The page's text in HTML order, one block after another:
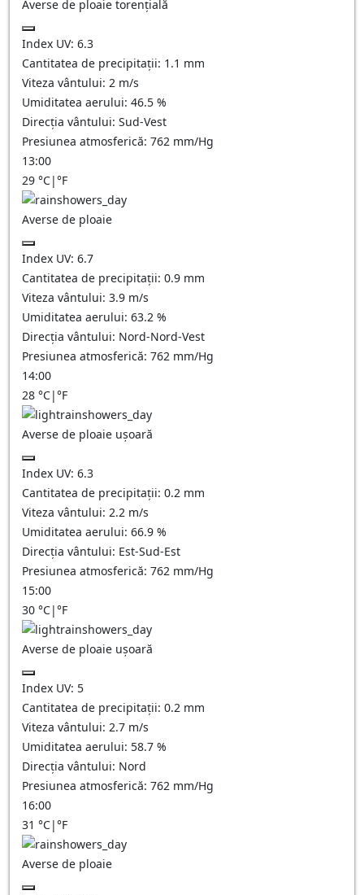
Averse de ploaie torențială
Index UV: 6.3
Cantitatea de precipitații: 1.1 mm
Viteza vântului: 2 m/s
Umiditatea aerului: 46.5 %
Direcția vântului: Sud-Vest
Presiunea atmosferică: 762 mm/Hg
13:00
29 °C|°F
Averse de ploaie
Index UV: 6.7
Cantitatea de precipitații: 0.9 mm
Viteza vântului: 3.9 m/s
Umiditatea aerului: 63.2 %
Direcția vântului: Nord-Nord-Vest
Presiunea atmosferică: 762 mm/Hg
14:00
28 °C|°F
Averse de ploaie ușoară
Index UV: 6.3
Cantitatea de precipitații: 0.2 mm
Viteza vântului: 2.2 m/s
Umiditatea aerului: 66.9 %
Direcția vântului: Est-Sud-Est
Presiunea atmosferică: 762 mm/Hg
15:00
30 °C|°F
Averse de ploaie ușoară
Index UV: 5
Cantitatea de precipitații: 0.2 mm
Viteza vântului: 2.7 m/s
Umiditatea aerului: 58.7 %
Direcția vântului: Nord
Presiunea atmosferică: 762 mm/Hg
16:00
31 °C|°F
Averse de ploaie